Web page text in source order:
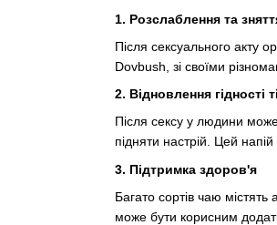
1. Розслаблення та
Після сексуального акту
Dovbush, зі своїми
2. Відновлення гідності
Після сексу у людини
підняти настрій. Цей
3. Підтримка здоров'я
Багато сортів чаю
може бути корисним